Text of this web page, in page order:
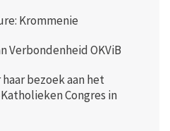
Krommenie
Verbondenheid OKViB
bezoek aan het
Congres in